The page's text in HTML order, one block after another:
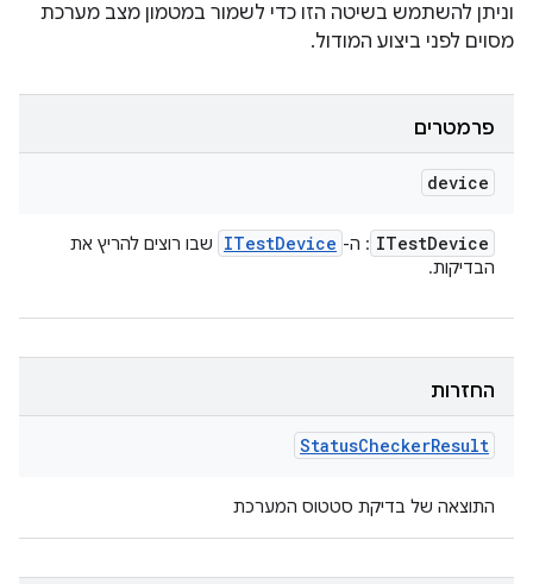
וניתן להשתמש בשיטה הזו כדי לשמור במטמון מצב מערכת
מסוים לפני ביצוע המודול.
פרמטרים
device
ITestDevice : ה- ITestDevice
שבו רוצים להריץ את
הבדיקות.
החזרות
StatusCheckerResult
התוצאה של בדיקת סטטוס המערכת